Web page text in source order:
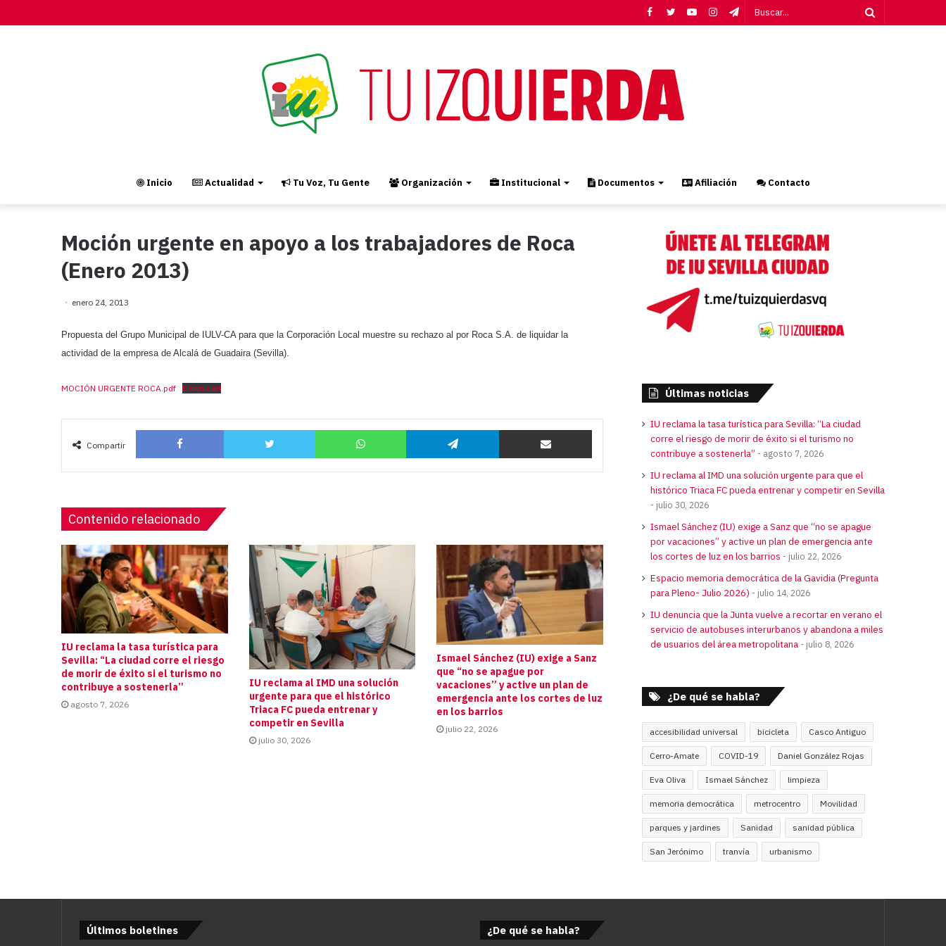
Telegram
Instagram
YouTube
Twitter
Facebook
Inicio Actualidad Tu Voz, Tu Gente Organización Institucional Documentos Afiliación Contacto
Moción urgente en apoyo a los trabajadores de Roca
(Enero 2013)
enero 24, 2013
Propuesta del Grupo Municipal de IULV-CA para que la Corporación Local muestre su rechazo al por Roca S.A. de liquidar la
actividad de la empresa de Alcalá de Guadaira (Sevilla).
MOCIÓN URGENTE ROCA.pdf Download
Compartir
Facebook Twitter WhatsApp Telegram Compartir por correo
Contenido relacionado
IU reclama la tasa turística para
Sevilla: “La ciudad corre el riesgo
de morir de éxito si el turismo no
contribuye a sostenerla”
agosto 7, 2026
IU reclama al IMD una solución
urgente para que el histórico
Triaca FC pueda entrenar y
competir en Sevilla
julio 30, 2026
Ismael Sánchez (IU) exige a Sanz
que “no se apague por
vacaciones” y active un plan de
emergencia ante los cortes de luz
en los barrios
julio 22, 2026
Últimas noticias
IU reclama la tasa turística para Sevilla: “La ciudad
corre el riesgo de morir de éxito si el turismo no
contribuye a sostenerla”
agosto 7, 2026
IU reclama al IMD una solución urgente para que el
histórico Triaca FC pueda entrenar y competir en Sevilla
julio 30, 2026
Ismael Sánchez (IU) exige a Sanz que “no se apague
por vacaciones” y active un plan de emergencia ante
los cortes de luz en los barrios
julio 22, 2026
Espacio memoria democrática de la Gavidia (Pregunta
para Pleno- Julio 2026)
julio 14, 2026
IU denuncia que la Junta vuelve a recortar en verano el
servicio de autobuses interurbanos y abandona a miles
de usuarios del área metropolitana
julio 8, 2026
¿De qué se habla?
accesibilidad universal bicicleta Casco Antiguo
Cerro-Amate COVID-19 Daniel González Rojas
Eva Oliva Ismael Sánchez limpieza
memoria democrática metrocentro Movilidad
parques y jardines Sanidad sanidad pública
San Jerónimo tranvía urbanismo
Últimos boletines ¿De qué se habla?